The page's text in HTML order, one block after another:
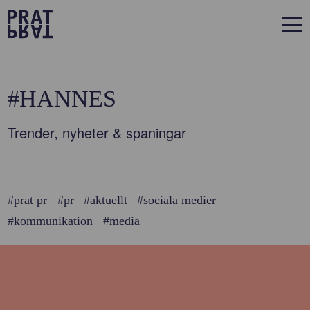
#HANNES
Trender, nyheter & spaningar
#prat pr #pr #aktuellt
#sociala medier
#kommunikation
#media